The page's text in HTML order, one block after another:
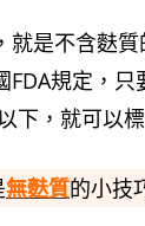
就是不含麩
FDA規定，只
下，就可以
無麩質的小技